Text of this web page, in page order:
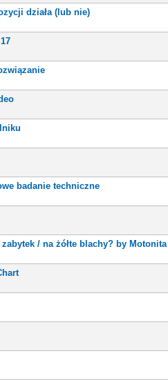
działa (lub nie)
badanie techniczne
/ na żółte blachy? by Motonita